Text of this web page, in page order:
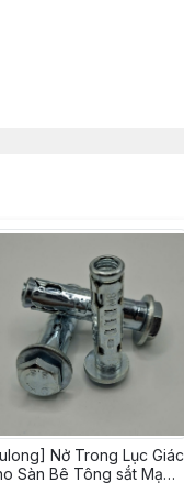
Nở Trong Lục Giác
Sàn Bê Tông sắt Mạ